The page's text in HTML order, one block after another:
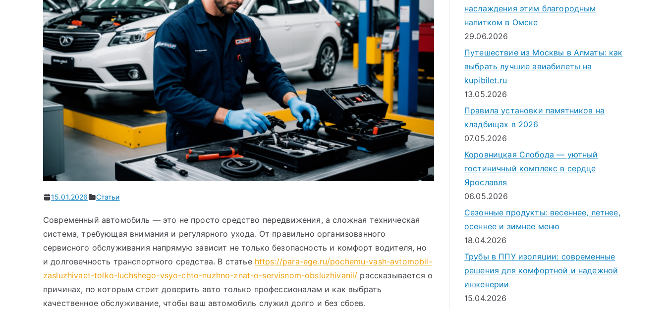
15.01.2026 Статьи
Современный автомобиль — это не просто средство передвижения, а сложная техническая
система, требующая внимания и регулярного ухода. От правильно организованного
сервисного обслуживания напрямую зависит не только безопасность и комфорт водителя, но
и долговечность транспортного средства. В статье https://para-ege.ru/pochemu-vash-avtomobil-
zasluzhivaet-tolko-luchshego-vsyo-chto-nuzhno-znat-o-servisnom-obsluzhivanii/ рассказывается о
причинах, по которым стоит доверить авто только профессионалам и как выбрать
качественное обслуживание, чтобы ваш автомобиль служил долго и без сбоев.
наслаждения этим благородным
напитком в Омске
29.06.2026
Путешествие из Москвы в Алматы: как
выбрать лучшие авиабилеты на
kupibilet.ru
13.05.2026
Правила установки памятников на
кладбищах в 2026
07.05.2026
Коровницкая Слобода — уютный
гостиничный комплекс в сердце
Ярославля
06.05.2026
Сезонные продукты: весеннее, летнее,
осеннее и зимнее меню
18.04.2026
Трубы в ППУ изоляции: современные
решения для комфортной и надежной
инженерии
15.04.2026